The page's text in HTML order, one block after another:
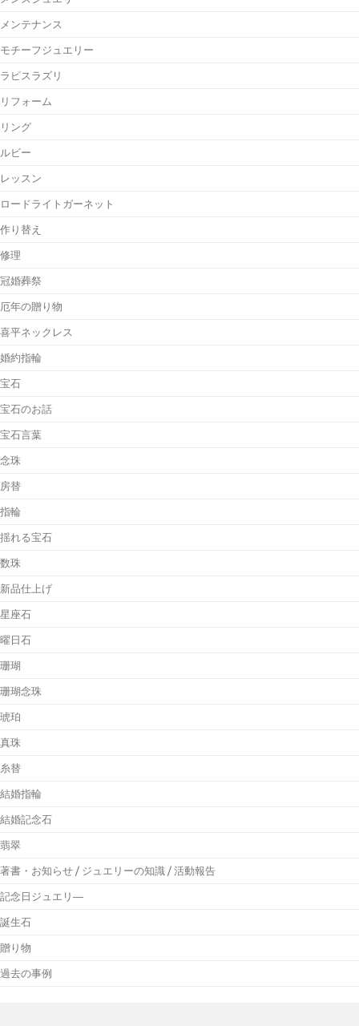
メンテナンス
モチーフジュエリー
ラピスラズリ
リフォーム
リング
ルビー
レッスン
ロードライトガーネット
作り替え
修理
冠婚葬祭
厄年の贈り物
喜平ネックレス
婚約指輪
宝石
宝石のお話
宝石言葉
念珠
房替
指輪
揺れる宝石
数珠
新品仕上げ
星座石
曜日石
珊瑚
珊瑚念珠
琥珀
真珠
糸替
結婚指輪
結婚記念石
翡翠
著書・お知らせ / ジュエリーの知識 / 活動報告
記念日ジュエリ―
誕生石
贈り物
過去の事例